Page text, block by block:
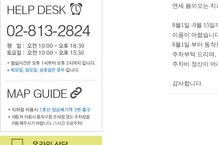
연세 봄이오는 치
8월1일 -9월 15
이용이 어렵습니
8월1일 부터 동
주차부탁 드리며,
주차비 정산이
감사합니다.